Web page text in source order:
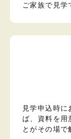
ご家族で見学
見学申込時
ば、資料を用
とがその場で